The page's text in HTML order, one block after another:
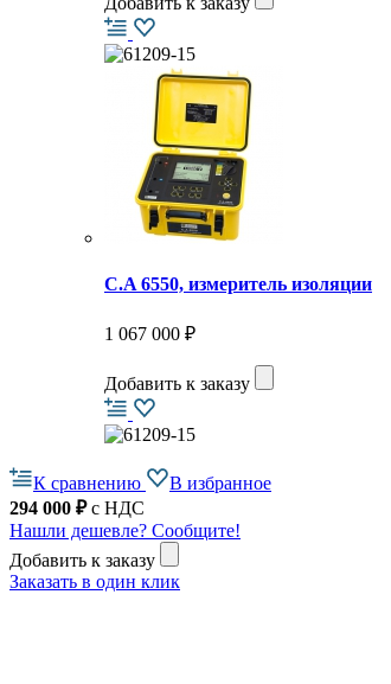
C.A 6550, измеритель изоляции
1 067 000 ₽
Добавить к заказу
К сравнению
В избранное
294 000 ₽с НДС
Нашли дешевле? Сообщите!
Добавить к заказу
Заказать в один клик